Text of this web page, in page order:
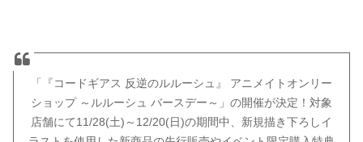
「『コードギアス 反逆のルルーシュ』 アニメイトオンリー
ショップ ～ルルーシュ バースデー～」の開催が決定！対象
店舗にて11/28(土)～12/20(日)の期間中、新規描き下ろしイ